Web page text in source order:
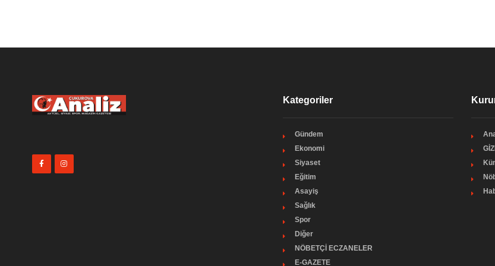
Kategoriler
Gündem
Ekonomi
Siyaset
Eğitim
Asayiş
Sağlık
Spor
Diğer
NÖBETÇİ ECZANELER
E-GAZETE